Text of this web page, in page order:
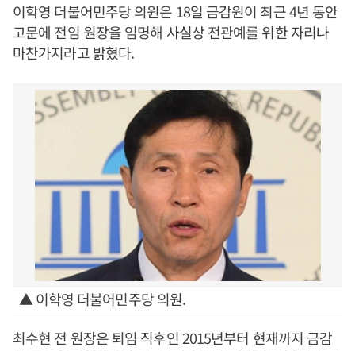
이학영 더불어민주당 의원은 18일 금감원이 최근 4년 동안
고문에 전임 원장을 임명해 사실상 전관예를 위한 자리나
마찬가지라고 밝혔다.
▲ 이학영 더불어민주당 의원.
최수현 전 원장은 퇴임 직후인 2015년부터 현재까지 금감